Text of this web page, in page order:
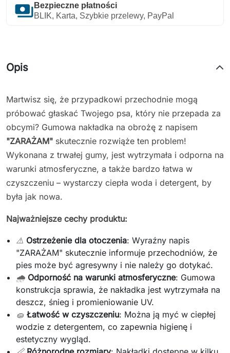
payments Bezpieczne płatności
BLIK, Karta, Szybkie przelewy, PayPal
Opis
Martwisz się, że przypadkowi przechodnie mogą
próbować głaskać Twojego psa, który nie przepada za
obcymi? Gumowa nakładka na obrożę z napisem
"ZARAŻAM" skutecznie rozwiąże ten problem!
Wykonana z trwałej gumy, jest wytrzymała i odporna na
warunki atmosferyczne, a także bardzo łatwa w
czyszczeniu – wystarczy ciepła woda i detergent, by
była jak nowa.
Najważniejsze cechy produktu:
⚠️ Ostrzeżenie dla otoczenia: Wyraźny napis
"ZARAŻAM" skutecznie informuje przechodniów, że
pies może być agresywny i nie należy go dotykać.
🌧️ Odporność na warunki atmosferyczne: Gumowa
konstrukcja sprawia, że nakładka jest wytrzymała na
deszcz, śnieg i promieniowanie UV.
🧽 Łatwość w czyszczeniu: Można ją myć w ciepłej
wodzie z detergentem, co zapewnia higienę i
estetyczny wygląd.